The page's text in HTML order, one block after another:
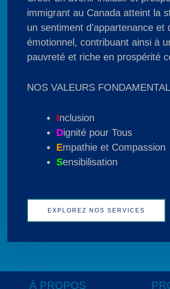
immigrant au Canada atteint la
un sentiment d'appartenance et
émotionnel, contribuant ainsi à
pauvreté et riche en prospérité
NOS VALEURS
Inclusion
Dignité pour Tous
Empathie et Compassion
Sensibilisation
EXPLOREZ NOS SERVICES
À PROPOS